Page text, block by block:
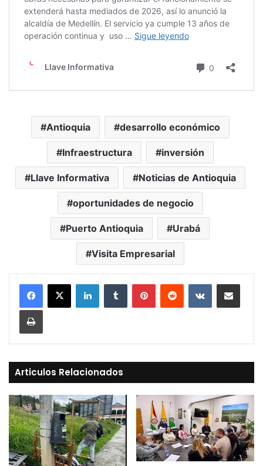
Antioquia desarrollo económico
Infraestructura inversión
Llave Informativa Noticias de Antioquia
oportunidades de negocio
Puerto Antioquia Urabá
Visita Empresarial
LinkedInTumblr PinterestReddit VKontakteCompartir vía Mail
Print
Articulos Relacionados